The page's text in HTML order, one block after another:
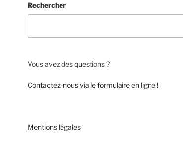
Rechercher
Vous avez des questions ?
Contactez-nous via le formulaire en ligne !
Mentions légales